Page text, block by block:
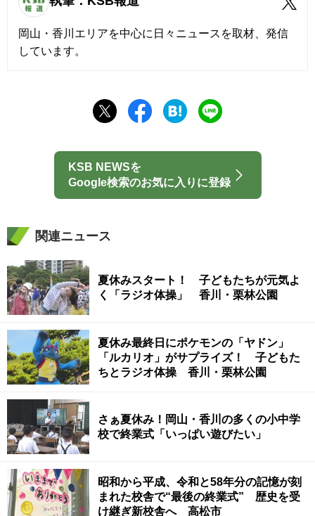
岡山・香川エリアを中心に日々ニュースを取材、発信
しています。
KSB NEWSを
Google検索のお気に入りに登録
関連ニュース
夏休みスタート！ 子どもたちが元気よ
く「ラジオ体操」 香川・栗林公園
夏休み最終日にポケモンの「ヤドン」
「ルカリオ」がサプライズ！ 子どもた
ちとラジオ体操 香川・栗林公園
さぁ夏休み！岡山・香川の多くの小中学
校で終業式「いっぱい遊びたい」
昭和から平成、令和と58年分の記憶が刻
まれた校舎で“最後の終業式” 歴史を受
け継ぎ新校舎へ 高松市